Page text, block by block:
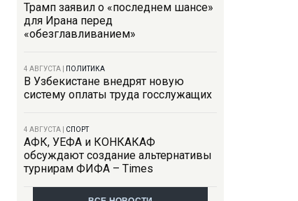
Трамп заявил о «последнем шансе»
для Ирана перед
«обезглавливанием»
4 АВГУСТА ПОЛИТИКА
В Узбекистане внедрят новую
систему оплаты труда госслужащих
4 АВГУСТА СПОРТ
АФК, УЕФА и КОНКАКАФ
обсуждают создание альтернативы
турнирам ФИФА – Times